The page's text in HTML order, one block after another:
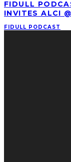
FIDULL
INVITES ALCI
FIDULL PODCAST